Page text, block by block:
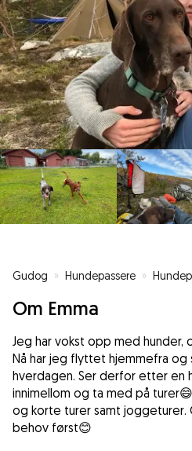
Gudog » Hundepassere »
Om Emma
Jeg har vokst opp med hunder,
Nå har jeg flyttet hjemmefra og
hverdagen. Ser derfor etter en
innimellom og ta med på
og korte turer samt joggeturer.
behov først😊